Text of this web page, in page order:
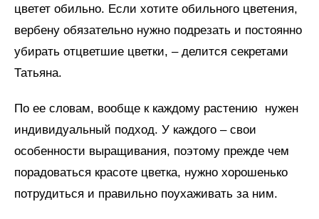
цветет обильно. Если хотите обильного цветения,
вербену обязательно нужно подрезать и постоянно
убирать отцветшие цветки, – делится секретами
Татьяна.
По ее словам, вообще к каждому растению нужен
индивидуальный подход. У каждого – свои
особенности выращивания, поэтому прежде чем
порадоваться красоте цветка, нужно хорошенько
потрудиться и правильно поухаживать за ним.